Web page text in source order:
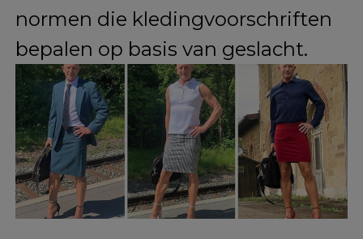
breekt Mark opzettelijk met de
normen die kledingvoorschriften
bepalen op basis van geslacht.